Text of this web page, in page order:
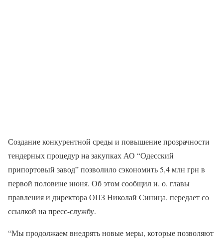
Создание конкурентной среды и повышение прозрачности
тендерных процедур на закупках АО “Одесский
припортовый завод” позволило сэкономить 5,4 млн грн в
первой половине июня. Об этом сообщил и. о. главы
правления и директора ОПЗ Николай Синица, передает со
ссылкой на пресс-службу.
“Мы продолжаем внедрять новые меры, которые позволяют